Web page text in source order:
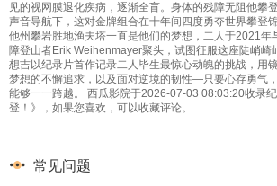
见的视网膜退化疾病，逐渐全盲。身体的残障无阻他攀
声音导航下，这对金牌组合在十年间四度勇夺世界攀登
他州攀岩胜地渔夫塔一直是他们的梦想，二人于2021年
障登山者Erik Weihenmayer聚头，试图征服这座陡峭崎
想吉以纪录片首作记录二人毕生最惊心动魄的挑战，用
梦想的不懈追求，以及面对逆境的韧性—只要心存勇气
能够一一跨越。 西瓜影院于2026-07-03 08:03:20收录
登！》，如果您喜欢，可以收藏评论。
常见问题